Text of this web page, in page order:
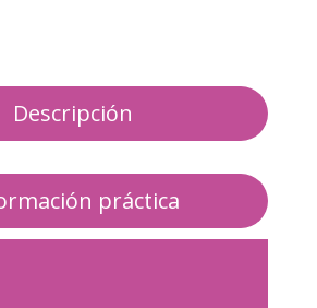
Descripción
práctica